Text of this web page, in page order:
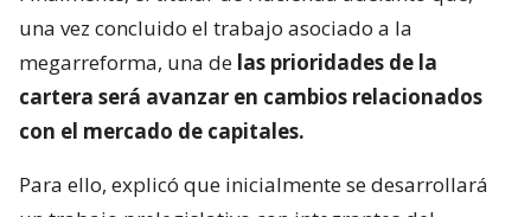
una vez concluido el trabajo asociado a la
megarreforma, una de las prioridades de la
cartera será avanzar en cambios relacionados
con el mercado de capitales.
Para ello, explicó que inicialmente se desarrollará